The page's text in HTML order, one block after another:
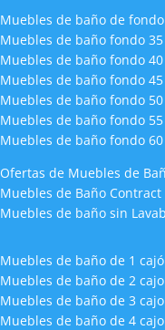
Muebles de baño de
Muebles de baño fondo
Muebles de baño fondo
Muebles de baño fondo
Muebles de baño fondo
Muebles de baño fondo
Muebles de baño fondo
Ofertas de Muebles de
Muebles de Baño Contract
Muebles de baño sin
Muebles de baño de 1
Muebles de baño de 2
Muebles de baño de 3
Muebles de baño de 4